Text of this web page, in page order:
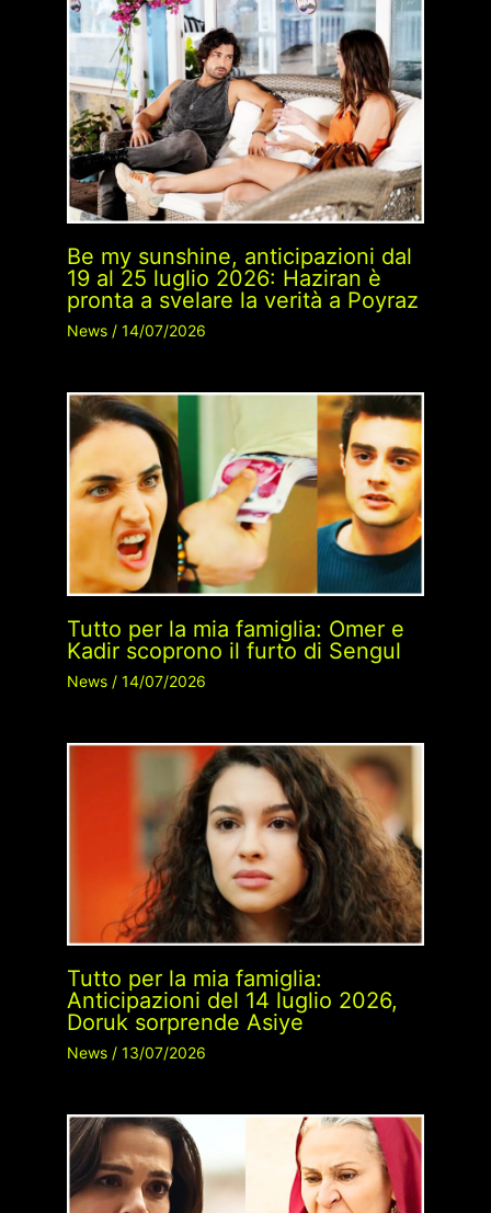
Be my sunshine, anticipazioni dal
19 al 25 luglio 2026: Haziran è
pronta a svelare la verità a Poyraz
News/ 14/07/2026
Tutto per la mia famiglia: Omer e
Kadir scoprono il furto di Sengul
News/ 14/07/2026
Tutto per la mia famiglia:
Anticipazioni del 14 luglio 2026,
Doruk sorprende Asiye
News/ 13/07/2026